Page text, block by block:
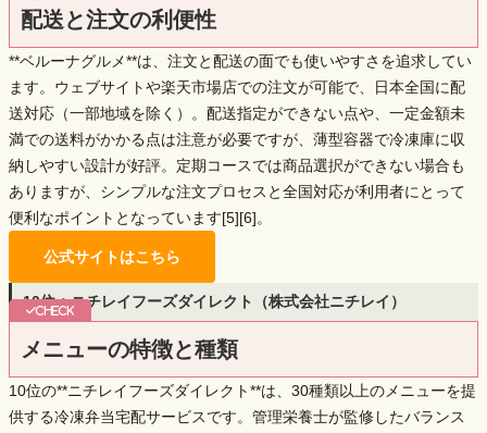
配送と注文の利便性
**ベルーナグルメ**は、注文と配送の面でも使いやすさを追求してい
ます。ウェブサイトや楽天市場店での注文が可能で、
日本全国に配
送対応 （一部地域を除く）。配送指定ができない点や、一定金額未
満での送料がかかる点は注意が必要ですが、薄型容器で冷凍庫に収
納しやすい設計が好評。定期コースでは商品選択ができない場合も
ありますが、シンプルな注文プロセスと全国対応が利用者にとって
便利なポイントとなっています[5][6]。
公式サイトはこちら
10位：ニチレイフーズダイレクト（株式会社ニチレイ）
メニューの特徴と種類
10位の**ニチレイフーズダイレクト**は、 30種類以上のメニューを提
供する冷凍弁当宅配サービスです。管理栄養士が監修したバランス